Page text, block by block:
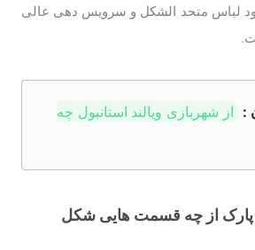
لباس متحد الشکل و سرویس دهی عالی
: از شهربازی ویالند استانبول چه
پارک از چه قسمت هایی شکل